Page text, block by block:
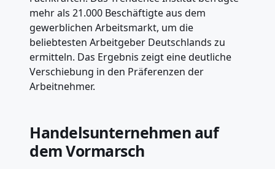
mehr als 21.000 Beschäftigte aus dem
gewerblichen Arbeitsmarkt, um die
beliebtesten Arbeitgeber Deutschlands zu
ermitteln. Das Ergebnis zeigt eine deutliche
Verschiebung in den Präferenzen der
Arbeitnehmer.
Handelsunternehmen auf
dem Vormarsch